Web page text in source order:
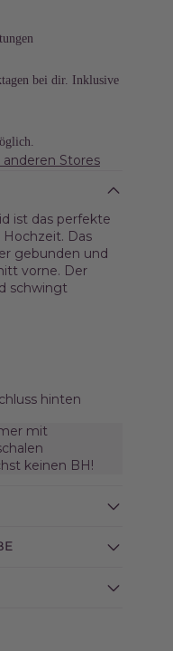
bei dir. Inklusive
anderen Stores
ist das perfekte
Das
gebunden und
vorne. Der
schwingt
hinten
mit
keinen BH!